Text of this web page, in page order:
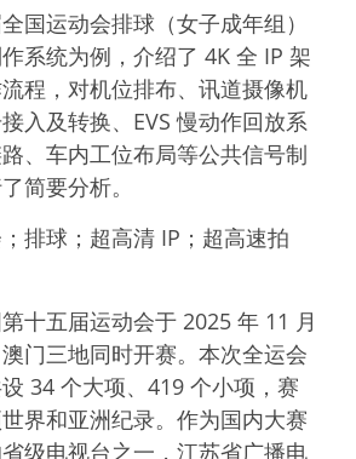
国运动会排球（女子成年组）
系统为例，介绍了 4K 全 IP 架
程，对机位排布、讯道摄像机
入及转换、EVS 慢动作回放系
、车内工位布局等公共信号制
简要分析。
；排球；超高清 IP；超高速拍
十五届运动会于 2025 年 11 月
门三地同时开赛。本次全运会
34 个大项、419 个小项，赛
界和亚洲纪录。作为国内大赛
级电视台之一，江苏省广播电